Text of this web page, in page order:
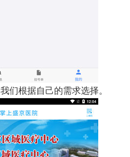
们根据自己的需求选择。